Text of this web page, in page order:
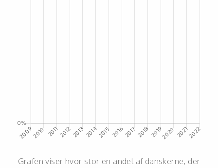
Grafen viser hvor stor en andel af danskerne, der